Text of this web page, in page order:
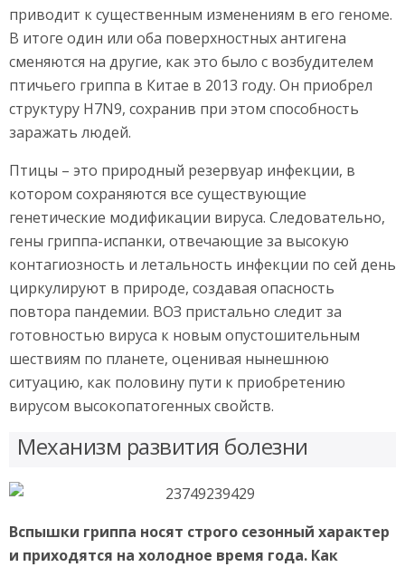
приводит к существенным изменениям в его геноме.
В итоге один или оба поверхностных антигена
сменяются на другие, как это было с возбудителем
птичьего гриппа в Китае в 2013 году. Он приобрел
структуру H7N9, сохранив при этом способность
заражать людей.
Птицы – это природный резервуар инфекции, в
котором сохраняются все существующие
генетические модификации вируса. Следовательно,
гены гриппа-испанки, отвечающие за высокую
контагиозность и летальность инфекции по сей день
циркулируют в природе, создавая опасность
повтора пандемии. ВОЗ пристально следит за
готовностью вируса к новым опустошительным
шествиям по планете, оценивая нынешнюю
ситуацию, как половину пути к приобретению
вирусом высокопатогенных свойств.
Механизм развития болезни
Вспышки гриппа носят строго сезонный характер
и приходятся на холодное время года. Как